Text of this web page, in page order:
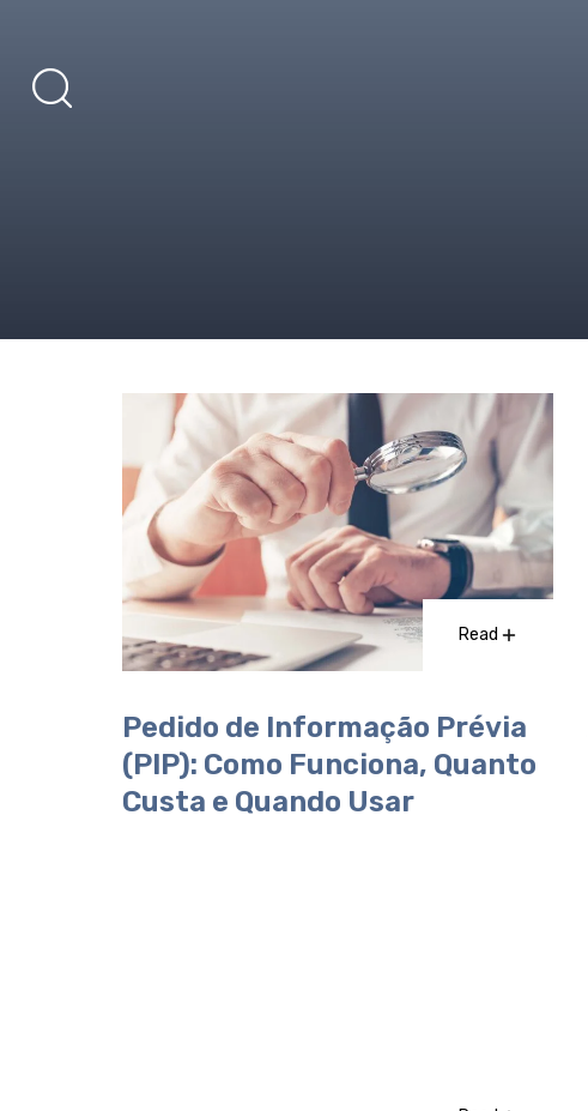
Read
Pedido de Informação Prévia
(PIP): Como Funciona, Quanto
Custa e Quando Usar